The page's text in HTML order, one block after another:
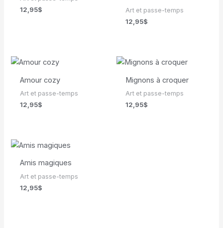
12,95$ Art et passe-temps
12,95$
Amour cozy
Art et passe-temps
12,95$
Mignons à croquer
Art et passe-temps
12,95$
Amis magiques
Art et passe-temps
12,95$